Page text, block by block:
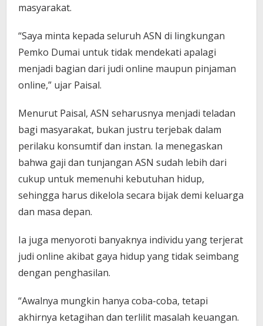
masyarakat.
“Saya minta kepada seluruh ASN di lingkungan
Pemko Dumai untuk tidak mendekati apalagi
menjadi bagian dari judi online maupun pinjaman
online,” ujar Paisal.
Menurut Paisal, ASN seharusnya menjadi teladan
bagi masyarakat, bukan justru terjebak dalam
perilaku konsumtif dan instan. Ia menegaskan
bahwa gaji dan tunjangan ASN sudah lebih dari
cukup untuk memenuhi kebutuhan hidup,
sehingga harus dikelola secara bijak demi keluarga
dan masa depan.
Ia juga menyoroti banyaknya individu yang terjerat
judi online akibat gaya hidup yang tidak seimbang
dengan penghasilan.
“Awalnya mungkin hanya coba-coba, tetapi
akhirnya ketagihan dan terlilit masalah keuangan.